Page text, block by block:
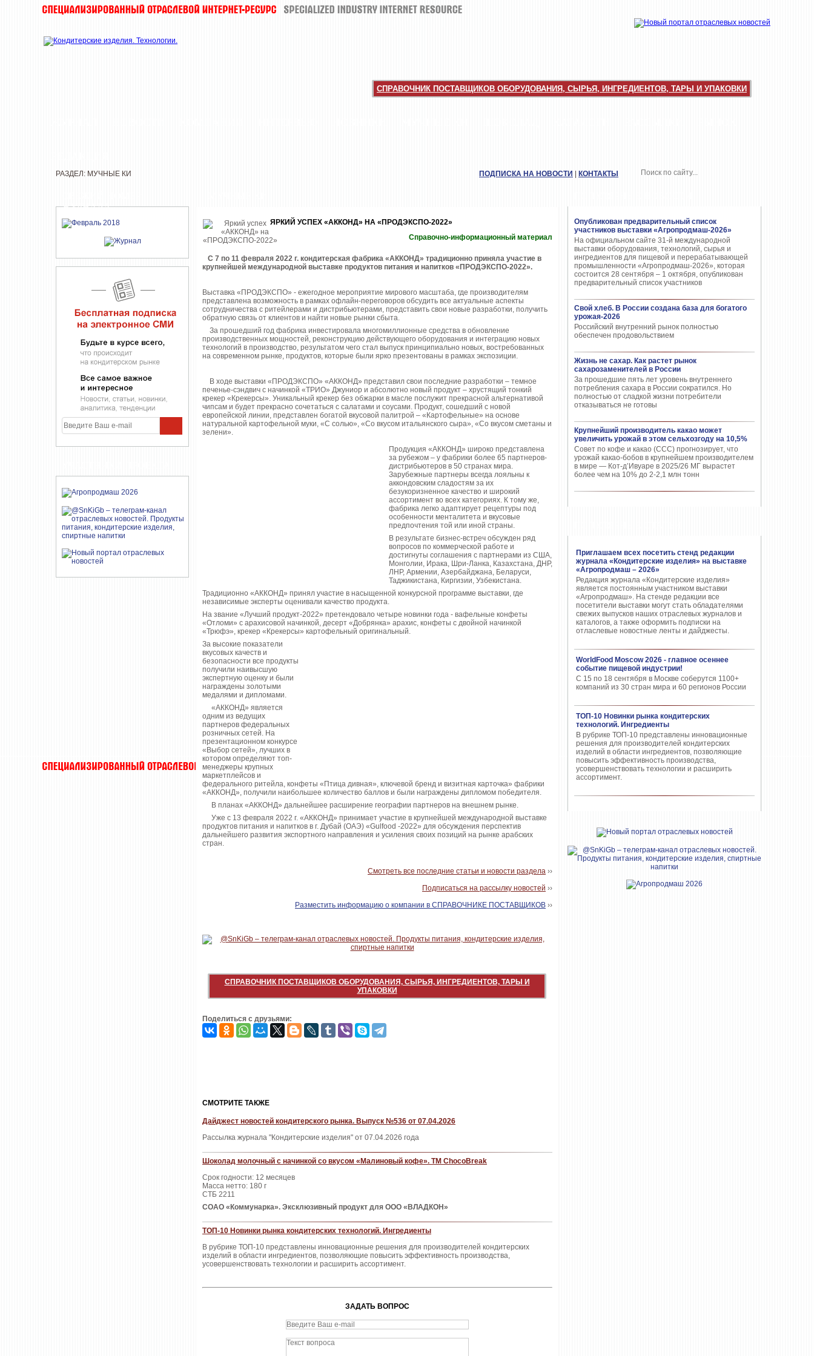
СПРАВОЧНИК ПОСТАВЩИКОВ ОБОРУДОВАНИЯ, СЫРЬЯ, ИНГРЕДИЕНТОВ, ТАРЫ И УПАКОВКИ
ЖУРНАЛА
Опубликован предварительный список
участников выставки «Агропродмаш-2026»
На официальном сайте 31-й международной
выставки оборудования, технологий, сырья и
ингредиентов для пищевой и перерабатывающей
промышленности «Агропродмаш-2026», которая
состоится 28 сентября – 1 октября, опубликован
предварительный список участников
Свой хлеб. В России создана база для богатого
урожая-2026
Российский внутренний рынок полностью
обеспечен продовольствием
Жизнь не сахар. Как растет рынок
сахарозаменителей в России
За прошедшие пять лет уровень внутреннего
потребления сахара в России сократился. Но
полностью от сладкой жизни потребители
отказываться не готовы
Крупнейший производитель какао может
увеличить урожай в этом сельхозгоду на 10,5%
Совет по кофе и какао (CCC) прогнозирует, что
урожай какао-бобов в крупнейшем производителем
в мире — Кот-д’Ивуаре в 2025/26 МГ вырастет
более чем на 10% до 2-2,1 млн тонн
Приглашаем всех посетить стенд редакции
журнала «Кондитерские изделия» на выставке
«Агропродмаш – 2026»
Редакция журнала «Кондитерские изделия»
является постоянным участником выставки
«Агропродмаш». На стенде редакции все
посетители выставки могут стать обладателями
свежих выпусков наших отраслевых журналов и
каталогов, а также оформить подписки на
отласлевые новостные ленты и дайджесты.
WorldFood Moscow 2026 - главное осеннее
событие пищевой индустрии!
С 15 по 18 сентября в Москве соберутся 1100+
компаний из 30 стран мира и 60 регионов России
ТОП-10 Новинки рынка кондитерских
технологий. Ингредиенты
В рубрике ТОП-10 представлены инновационные
решения для производителей кондитерских
изделий в области ингредиентов, позволяющие
повысить эффективность производства,
усовершенствовать технологии и расширить
ассортимент.
РАЗДЕЛ: МУЧНЫЕ КИ ПОДПИСКА НА НОВОСТИ КОНТАКТЫ
ЯРКИЙ УСПЕХ «АККОНД» НА «ПРОДЭКСПО-2022»
Справочно-информационный материал
С 7 по 11 февраля 2022 г. кондитерская фабрика «АККОНД» традиционно приняла участие в
крупнейшей международной выставке продуктов питания и напитков «ПРОДЭКСПО-2022».
Выставка «ПРОДЭКСПО» - ежегодное мероприятие мирового масштаба, где производителям
представлена возможность в рамках офлайн-переговоров обсудить все актуальные аспекты
сотрудничества с ритейлерами и дистрибьютерами, представить свои новые разработки, получить
обратную связь от клиентов и найти новые рынки сбыта.
За прошедший год фабрика инвестировала многомиллионные средства в обновление
производственных мощностей, реконструкцию действующего оборудования и интеграцию новых
технологий в производство, результатом чего стал выпуск принципиально новых, востребованных
на современном рынке, продуктов, которые были ярко презентованы в рамках экспозиции.
В ходе выставки «ПРОДЭКСПО» «АККОНД» представил свои последние разработки – темное
печенье-сэндвич с начинкой «ТРИО» Джуниор и абсолютно новый продукт – хрустящий тонкий
крекер «Крекерсы». Уникальный крекер без обжарки в масле послужит прекрасной альтернативой
чипсам и будет прекрасно сочетаться с салатами и соусами. Продукт, сошедший с новой
европейской линии, представлен богатой вкусовой палитрой – «Картофельные» на основе
натуральной картофельной муки, «С солью», «Со вкусом итальянского сыра», «Со вкусом сметаны и
зелени».
Продукция «АККОНД» широко представлена
за рубежом – у фабрики более 65 партнеров-
дистрибьютеров в 50 странах мира.
Зарубежные партнеры всегда лояльны к
аккондовским сладостям за их
безукоризненное качество и широкий
ассортимент во всех категориях. К тому же,
фабрика легко адаптирует рецептуры под
особенности менталитета и вкусовые
предпочтения той или иной страны.
В результате бизнес-встреч обсужден ряд
вопросов по коммерческой работе и
достигнуты соглашения с партнерами из США,
Монголии, Ирака, Шри-Ланка, Казахстана, ДНР,
ЛНР, Армении, Азербайджана, Беларуси,
Таджикистана, Киргизии, Узбекистана.
Традиционно «АККОНД» принял участие в насыщенной конкурсной программе выставки, где
независимые эксперты оценивали качество продукта.
На звание «Лучший продукт-2022» претендовало четыре новинки года - вафельные конфеты
«Отломи» с арахисовой начинкой, десерт «Добрянка» арахис, конфеты с двойной начинкой
«Трюфэ», крекер «Крекерсы» картофельный оригинальный.
За высокие показатели
вкусовых качеств и
безопасности все продукты
получили наивысшую
экспертную оценку и были
награждены золотыми
медалями и дипломами.
«АККОНД» является
одним из ведущих
партнеров федеральных
розничных сетей. На
презентационном конкурсе
«Выбор сетей», лучших в
котором определяют топ-
менеджеры крупных
маркетплейсов и
федерального ритейла, конфеты «Птица дивная», ключевой бренд и визитная карточка» фабрики
«АККОНД», получили наибольшее количество баллов и были награждены дипломом победителя.
В планах «АККОНД» дальнейшее расширение географии партнеров на внешнем рынке.
Уже с 13 февраля 2022 г. «АККОНД» принимает участие в крупнейшей международной выставке
продуктов питания и напитков в г. Дубай (ОАЭ) «Gulfood -2022» для обсуждения перспектив
дальнейшего развития экспортного направления и усиления своих позиций на рынке арабских
стран.
Смотреть все последние статьи и новости раздела ››
Подписаться на рассылку новостей ››
Разместить информацию о компании в СПРАВОЧНИКЕ ПОСТАВЩИКОВ ››
СПРАВОЧНИК ПОСТАВЩИКОВ ОБОРУДОВАНИЯ, СЫРЬЯ, ИНГРЕДИЕНТОВ, ТАРЫ И
УПАКОВКИ
Поделиться с друзьями:
CМОТРИТЕ ТАКЖЕ
Дайджест новостей кондитерского рынка. Выпуск №536 от 07.04.2026
Рассылка журнала "Кондитерские изделия" от 07.04.2026 года
Шоколад молочный с начинкой со вкусом «Малиновый кофе». ТМ ChocoBreak
Срок годности: 12 месяцев
Масса нетто: 180 г
СТБ 2211
СОАО «Коммунарка». Эксклюзивный продукт для ООО «ВЛАДКОН»
ТОП-10 Новинки рынка кондитерских технологий. Ингредиенты
В рубрике ТОП-10 представлены инновационные решения для производителей кондитерских
изделий в области ингредиентов, позволяющие повысить эффективность производства,
усовершенствовать технологии и расширить ассортимент.
ЗАДАТЬ ВОПРОС